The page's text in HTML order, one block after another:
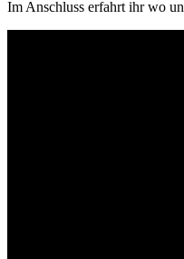
Im Anschluss erfahrt ihr wo